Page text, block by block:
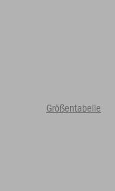
Größentabelle